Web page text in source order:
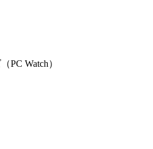
PC Watch）